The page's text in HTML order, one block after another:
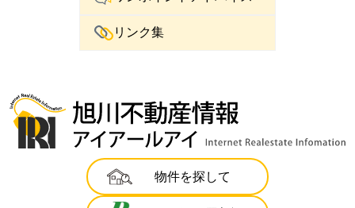
リンク集
物件を探して